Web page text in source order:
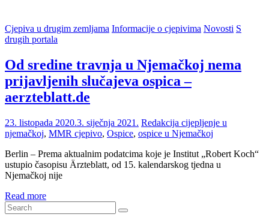
Cjepiva u drugim zemljama Informacije o cjepivima Novosti S
drugih portala
Od sredine travnja u Njemačkoj nema
prijavljenih slučajeva ospica –
aerzteblatt.de
23. listopada 2020.3. siječnja 2021. Redakcija cijepljenje u
njemačkoj, MMR cjepivo, Ospice, ospice u Njemačkoj
Berlin – Prema aktualnim podatcima koje je Institut „Robert Koch“
ustupio časopisu Ärzteblatt, od 15. kalendarskog tjedna u
Njemačkoj nije
Read more